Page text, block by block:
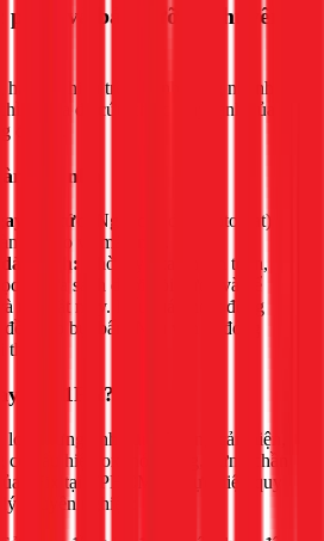
phục và bảo dưỡng chuyên
hai dấu hiệu trên, hành động nhanh
khóa để cứu chiếc máy lạnh của
đắt đỏ.
tại nhà
lập tức:
Ngắt cầu dao (aptomat)
và bảo vệ máy nén.
lạnh:
Chờ tuyết tan hoàn toàn,
ra rửa sạch dưới vòi nước và để
thử bật máy. Nếu máy hoạt động
đề là do bụi bẩn. Nếu vẫn bị đóng
cho 1Fix?
lọc nhưng tình trạng không cải thiện,
có dấu hiệu oxi hóa nặng, đừng chần
1Fix tại TPHCM sẽ thực hiện quy
chuyên nghiệp: